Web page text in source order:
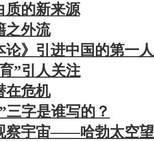
质的新来源
之外流
论》引进中国的第一人
”引人关注
在危机
三字是谁写的？
察宇宙——哈勃太空